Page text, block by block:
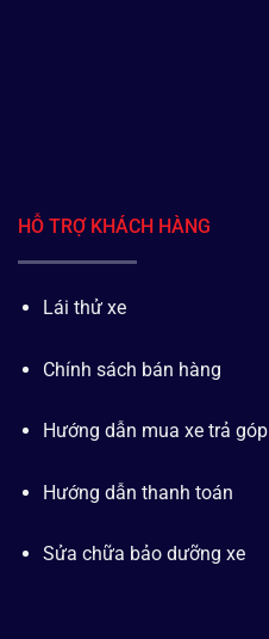
HỖ TRỢ KHÁCH HÀNG
Lái thử xe
Chính sách bán hàng
Hướng dẫn mua xe trả góp
Hướng dẫn thanh toán
Sửa chữa bảo dưỡng xe